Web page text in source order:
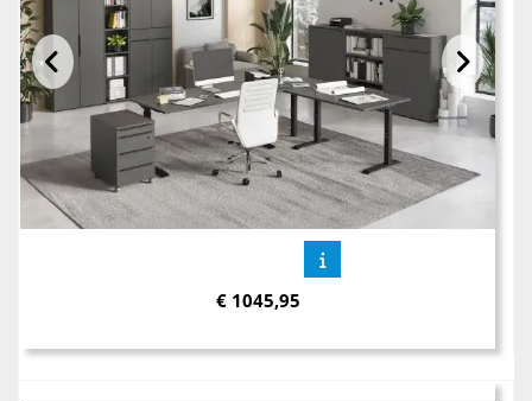
€ 1045,95